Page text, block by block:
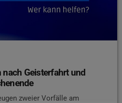
Geisterfahrt und
zweier Vorfälle am